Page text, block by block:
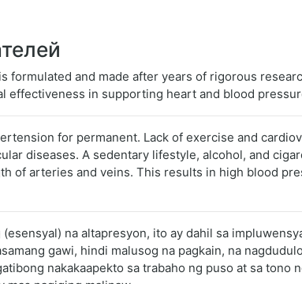
formulated and made after years of rigorous
effectiveness in supporting heart and blood
for permanent. Lack of exercise and
diseases. A sedentary lifestyle, alcohol, and
of arteries and veins. This results in high blood
(esensyal) na altapresyon, ito ay dahil sa
gawi, hindi malusog na pagkain, na
nakakaapekto sa trabaho ng puso at sa